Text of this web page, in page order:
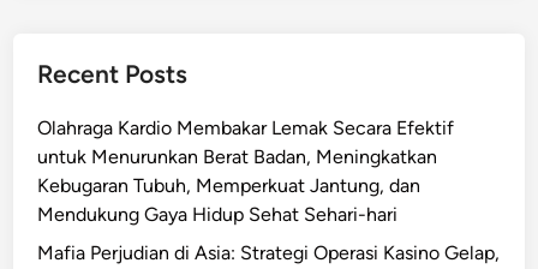
Recent Posts
Olahraga Kardio Membakar Lemak Secara Efektif
untuk Menurunkan Berat Badan, Meningkatkan
Kebugaran Tubuh, Memperkuat Jantung, dan
Mendukung Gaya Hidup Sehat Sehari-hari
Mafia Perjudian di Asia: Strategi Operasi Kasino Gelap,